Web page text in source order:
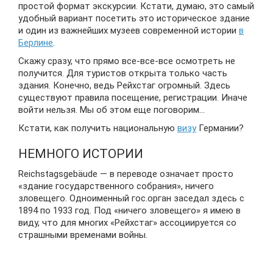
простой формат экскурсии. Кстати, думаю, это самый
удобный вариант посетить это историческое здание
и один из важнейших музеев современной истории в
Берлине.
Скажу сразу, что прямо все-все-все осмотреть не
получится. Для туристов открыта только часть
здания. Конечно, ведь Рейхстаг огромный. Здесь
существуют правила посещение, регистрации. Иначе
войти нельзя. Мы об этом еще поговорим…
Кстати, как получить национальную визуГермании?
НЕМНОГО ИСТОРИИ
Reichstagsgebäude — в переводе означает просто
«здание государственного собрания», ничего
зловещего. Одноименный гос.орган заседал здесь с
1894 по 1933 год. Под «ничего зловещего» я имею в
виду, что для многих «Рейхстаг» ассоциируется со
страшными временами войны.